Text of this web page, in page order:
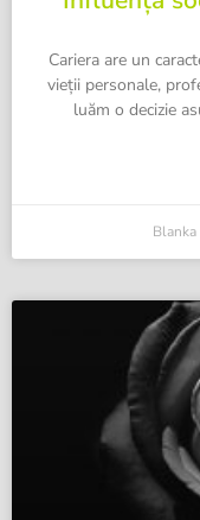
Cariera are un
vieții personale,
luăm o decizie
Blanka